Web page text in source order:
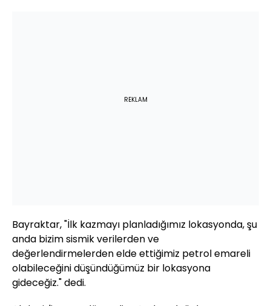
REKLAM
Bayraktar, "İlk kazmayı planladığımız lokasyonda, şu
anda bizim sismik verilerden ve
değerlendirmelerden elde ettiğimiz petrol emareli
olabileceğini düşündüğümüz bir lokasyona
gideceğiz." dedi.